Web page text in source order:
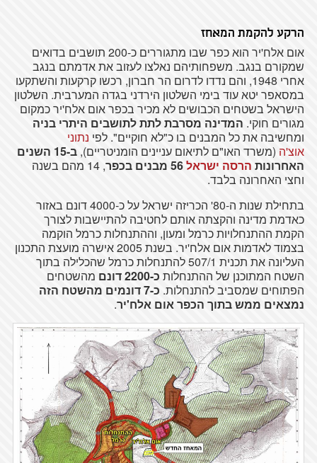
הרקע להקמת המאחז
אום אלח'יר הוא כפר שבו מתגוררים כ-200 תושבים בדואים
שמקורם בנגב. משפחותיהם נאלצו לעזוב את אדמתם בנגב
אחרי 1948, והם נדדו לדרום הר חברון, רכשו קרקעות והשתקעו
במסאפר יטא עוד בימי השלטון הירדני בגדה המערבית. השלטון
הישראל בשטחים הכבושים לא מכיר בכפר אום אלח'יר כמקום
מגורים חוקי. המדינה מסרבת לתת לתושבים היתרי בניה
ומחשיבה את כל המבנים בו כ"לא חוקיים". לפי נתוני
אוצ'ה (משרד האו"ם לתיאום עניינים הומניטריים),
ב-15 השנים
האחרונות הרסה ישראל56 מבנים בכפר
, 14 מהם בשנה
וחצי האחרונה בלבד.
בתחילת שנות ה-80' הכריזה ישראל על כ-4000 דונם באזור
כאדמת מדינה והקצתה אותם לחטיבה להתיישבות לצורך
הקמת ההתנחלויות כרמל ומעון, וההתנחלות כרמל הוקמה
בצמוד לאדמות אום אלח'יר. בשנת 2005 אישרה מועצת התכנון
העליונה את תכנית 507/1 להתנחלות כרמל שהכלילה בתוך
השטח המתוכנן של ההתנחלות כ-2200 דונם
מהשטחים
הפתוחים שמסביב להתנחלות.
כ-7 דונמים מהשטח הזה
נמצאים ממש בתוך הכפר אום אלח'יר.